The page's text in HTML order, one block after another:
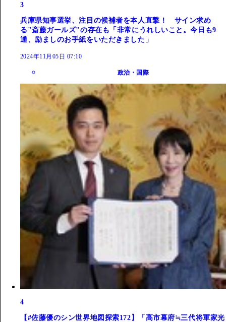
3
兵庫県知事選挙、注目の候補者を本人直撃！ サイン求め
る"斎藤ガールズ"の存在も「非常にうれしいこと。今日も9
通、励ましのお手紙をいただきました」
2024年11月05日 07:10
政治・国際
4
【#佐藤優のシン世界地図探索172】「高市幕府≒三代将軍家光